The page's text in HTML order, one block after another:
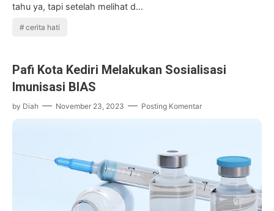
tahu ya, tapi setelah melihat d…
cerita hati
Pafi Kota Kediri Melakukan Sosialisasi
Imunisasi BIAS
by Diah November 23, 2023 Posting Komentar